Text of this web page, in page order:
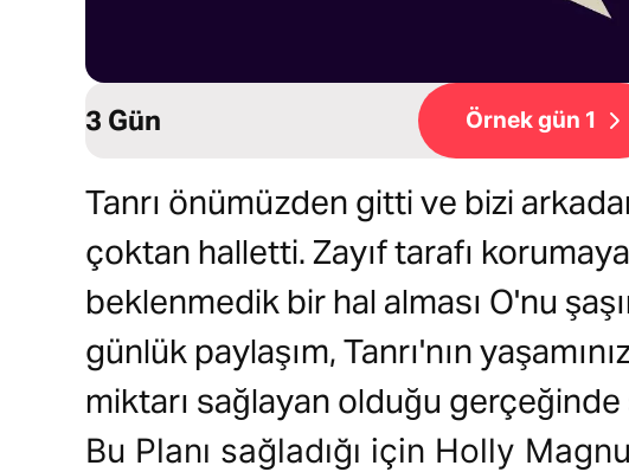
3 Gün Örnek gün 1
Tanrı önümüzden gitti ve bizi
çoktan halletti. Zayıf tarafı korumaya
beklenmedik bir hal alması O'nu
günlük paylaşım, Tanrı'nın
miktarı sağlayan olduğu
Bu Planı sağladığı için Holly